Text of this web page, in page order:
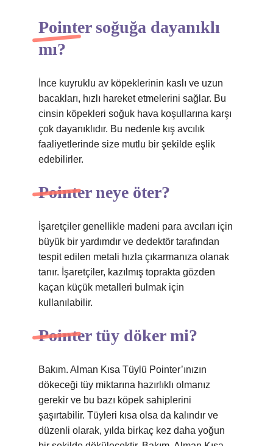
Pointer soğuğa dayanıklı
mı?
İnce kuyruklu av köpeklerinin kaslı ve uzun
bacakları, hızlı hareket etmelerini sağlar. Bu
cinsin köpekleri soğuk hava koşullarına karşı
çok dayanıklıdır. Bu nedenle kış avcılık
faaliyetlerinde size mutlu bir şekilde eşlik
edebilirler.
Pointer neye öter?
İşaretçiler genellikle madeni para avcıları için
büyük bir yardımdır ve dedektör tarafından
tespit edilen metali hızla çıkarmanıza olanak
tanır. İşaretçiler, kazılmış toprakta gözden
kaçan küçük metalleri bulmak için
kullanılabilir.
Pointer tüy döker mi?
Bakım. Alman Kısa Tüylü Pointer’ınızın
dökeceği tüy miktarına hazırlıklı olmanız
gerekir ve bu bazı köpek sahiplerini
şaşırtabilir. Tüyleri kısa olsa da kalındır ve
düzenli olarak, yılda birkaç kez daha yoğun